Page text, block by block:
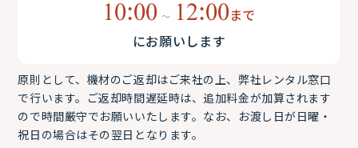
10:00 〜 12:00まで
にお願いします
原則として、機材のご返却はご来社の上、弊社レンタル窓口
で行います。ご返却時間遅延時は、追加料金が加算されます
ので時間厳守でお願いいたします。なお、お渡し日が日曜・
祝日の場合はその翌日となります。